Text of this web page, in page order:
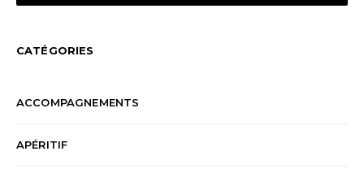
CATÉGORIES
ACCOMPAGNEMENTS
APÉRITIF